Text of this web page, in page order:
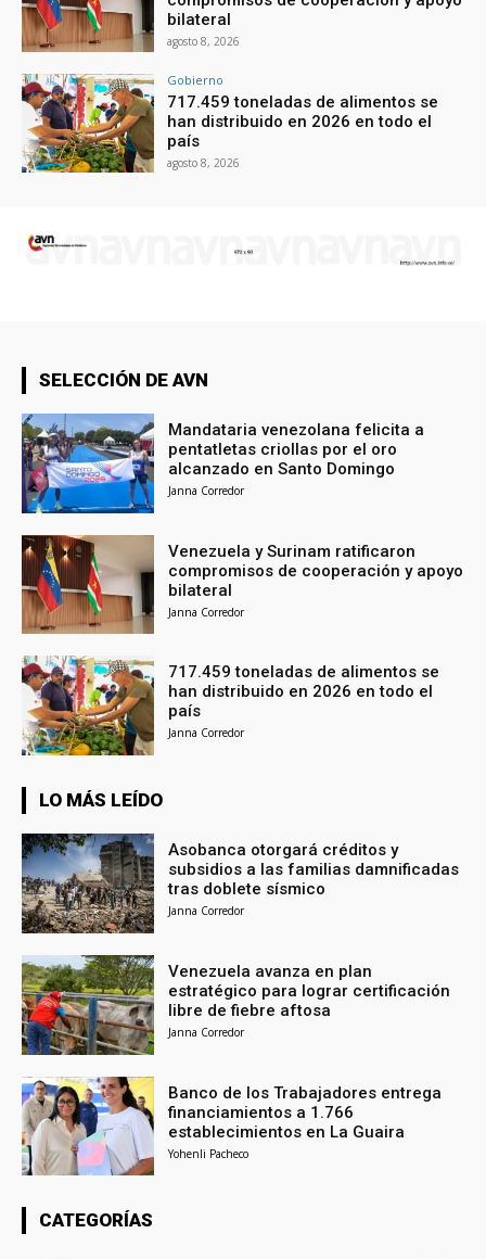
bilateral
agosto 8, 2026
Gobierno
717.459 toneladas de alimentos se
han distribuido en 2026 en todo el
país
agosto 8, 2026
SELECCIÓN DE AVN
Mandataria venezolana felicita a
pentatletas criollas por el oro
alcanzado en Santo Domingo
Janna Corredor
Venezuela y Surinam ratificaron
compromisos de cooperación y apoyo
bilateral
Janna Corredor
717.459 toneladas de alimentos se
han distribuido en 2026 en todo el
país
Janna Corredor
LO MÁS LEÍDO
Asobanca otorgará créditos y
subsidios a las familias damnificadas
tras doblete sísmico
Janna Corredor
Venezuela avanza en plan
estratégico para lograr certificación
libre de fiebre aftosa
Janna Corredor
Banco de los Trabajadores entrega
financiamientos a 1.766
establecimientos en La Guaira
Yohenli Pacheco
CATEGORÍAS